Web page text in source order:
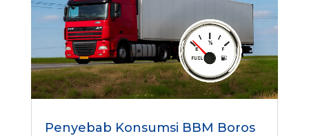
Penyebab Konsumsi BBM Boros